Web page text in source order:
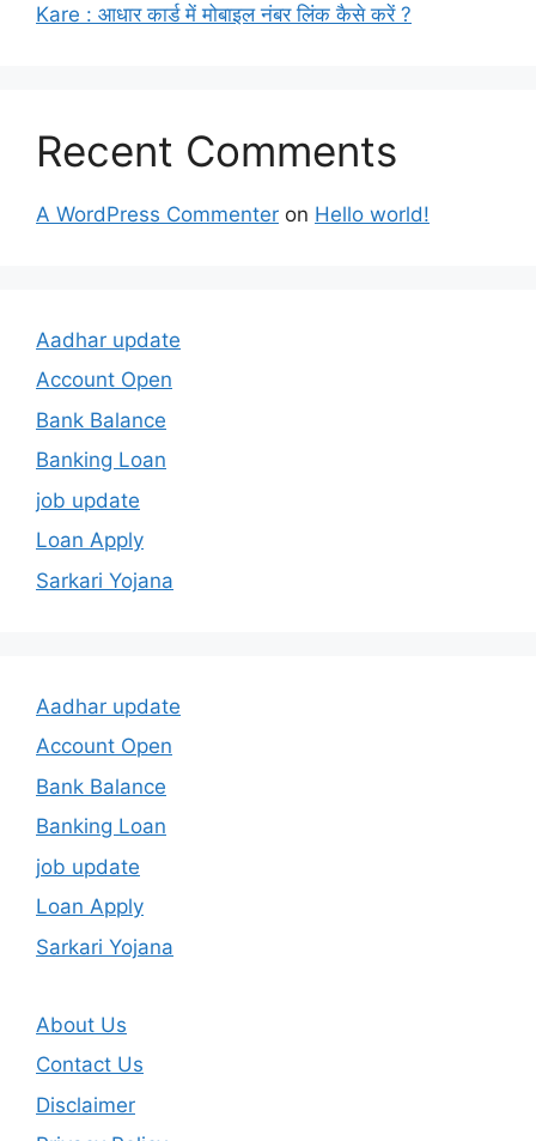
Kare : आधार कार्ड में मोबाइल नंबर लिंक कैसे करें ?
Recent Comments
A WordPress Commenter on Hello world!
Aadhar update
Account Open
Bank Balance
Banking Loan
job update
Loan Apply
Sarkari Yojana
Aadhar update
Account Open
Bank Balance
Banking Loan
job update
Loan Apply
Sarkari Yojana
About Us
Contact Us
Disclaimer